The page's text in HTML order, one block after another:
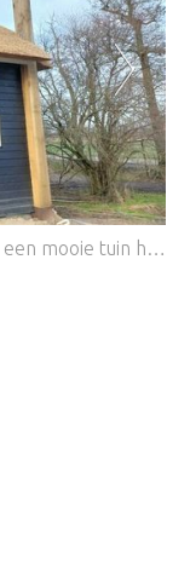
Verblijf in dit mooie vakantiehuis dat een mooie tuin heeft waar je kunt ontspannen terwijl je geniet van barbecuemaaltijden. Na een spannende dag vol uitstapjes kun je tot rust komen in de hot tub. Dit huis is ideaal voor een vakantie met vrienden of families. Een dagje naar Hellendoorn en Ponypark Slagharen is goed mogelijk. Bowlen en karten behoren ook tot de mogelijkheden. In de restaurants op korte afstand kun je heerlijk eten en drinken. Er zijn nog veel meer toeristische attracties die het ontdekken waard zijn. Op de begane grond is er een goed uitgeruste keuken voor het bereiden van heerlijke maaltijden. In de woonkamer kun je tv kijken. Op de eerste verdieping zijn er comfortabele slaapkamers waar je kunt slapen. Sluit de dag af met een lekker drankje op het balkon/terras. Parkeren is ook mogelijk.